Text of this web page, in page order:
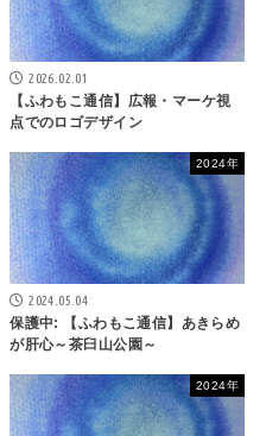
2026.02.01
【ふわもこ通信】広報・マーケ視
点でのロゴデザイン
2024年
2024.05.04
保護中: 【ふわもこ通信】あきらめ
が肝心～茶臼山公園～
2024年